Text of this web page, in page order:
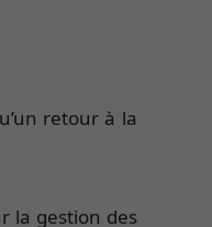
retour à la
la gestion des